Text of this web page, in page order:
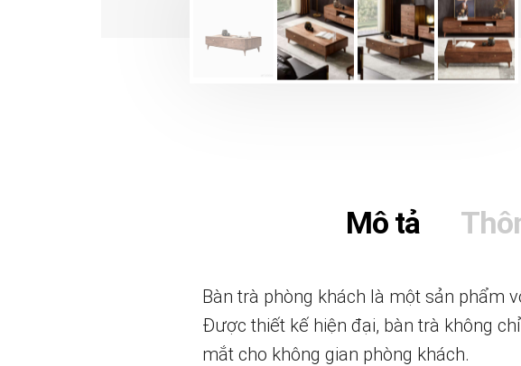
Mô tả
Bàn trà phòng khách là một sản phẩm
Được thiết kế hiện đại, bàn trà không
mắt cho không gian phòng khách.